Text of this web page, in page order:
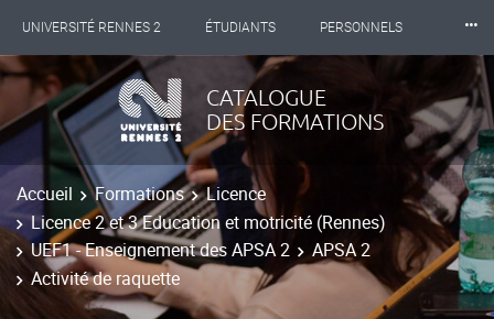
UNIVERSITÉ RENNES 2 ÉTUDIANTS PERSONNELS
INTERNATIONAL PROFESSIONNELS BIBLIOTHÈQUES
LES NOUVELLES DE RENNES 2
⸱⸱⸱
CATALOGUE
DES FORMATIONS
Accueil Formations
Licence
Licence 2 et 3 Education et motricité (Rennes)
UEF1 - Enseignement des APSA 2
APSA 2
Activité de raquette